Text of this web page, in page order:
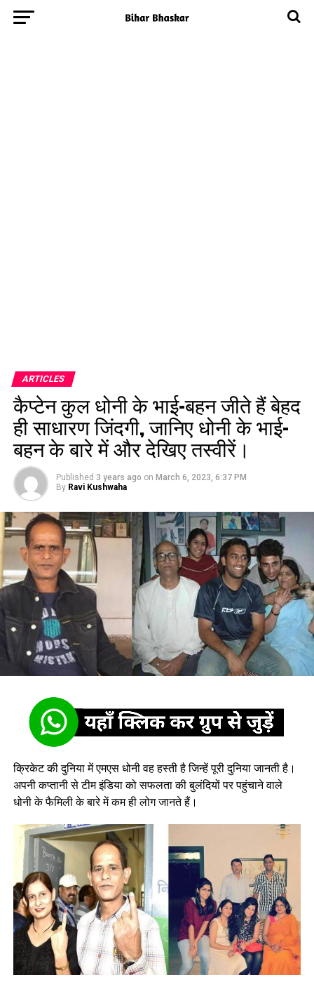
ARTICLES
कैप्टेन कुल धोनी के भाई-बहन जीते हैं बेहद
ही साधारण जिंदगी, जानिए धोनी के भाई-
बहन के बारे में और देखिए तस्वीरें।
Published 3 years ago on March 6, 2023, 6:37 PM
By Ravi Kushwaha
क्रिकेट की दुनिया में एमएस धोनी वह हस्ती है जिन्हें पूरी दुनिया जानती है।
अपनी कप्तानी से टीम इंडिया को सफलता की बुलंदियों पर पहुंचाने वाले
धोनी के फैमिली के बारे में कम ही लोग जानते हैं।